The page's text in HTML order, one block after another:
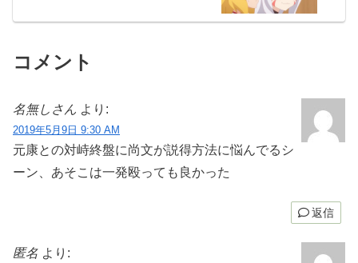
コメント
名無しさん より:
2019年5月9日 9:30 AM
元康との対峙終盤に尚文が説得方法に悩んでるシ
ーン、あそこは一発殴っても良かった
返信
匿名 より: